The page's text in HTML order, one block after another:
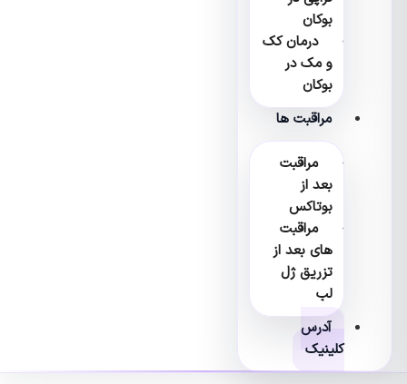
بوکان
درمان کک
و مک در
بوکان
مراقبت ها
مراقبت
بعد از
بوتاکس
مراقبت
های بعد از
تزریق ژل
آدرس
کلینیک